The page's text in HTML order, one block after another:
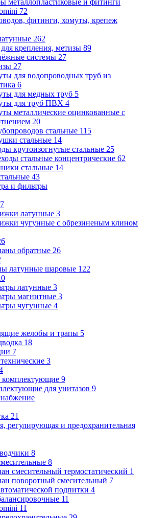
72
фитинги, хомуты, крепеж
262
крепления, метизы 89
системы 27
27
для водопроводных труб из
6
для медных труб 5
для труб ПВХ 4
металлические оцинкованные с
20
стальные 115
стальные 14
крутоизогнутые стальные 25
стальные концентрические 62
стальные 14
43
и фильтры
7
латунные 3
чугунные с обрезиненым клином
обратные 26
латунные шаровые 122
латунные 3
магнитные 3
чугунные 4
желобы и трапы 5
18
7
3
комплектующие 9
для унитазов 9
21
регулирующая и предохранительная
8
8
cмесительный термостатический 1
поворотный cмесительный 7
подпитки 4
11
11